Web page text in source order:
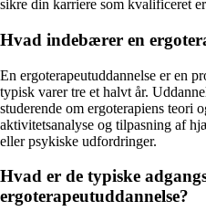
sikre din karriere som kvalificeret
Hvad indebærer en
En ergoterapeutuddannelse er en
typisk varer tre et halvt år.
studerende om ergoterapiens teori
aktivitetsanalyse og tilpasning af
eller psykiske udfordringer.
Hvad er de typiske
ergoterapeutuddannelse?